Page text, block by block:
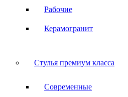
Рабочие
Керамогранит
Стулья премиум класса
Современные